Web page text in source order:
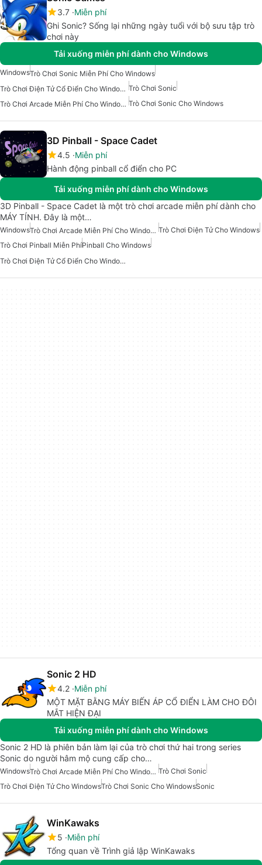
3.7 Miễn phí
Ghi Sonic? Sống lại những ngày tuổi với bộ sưu tập trò
chơi này
Tải xuống miễn phí dành cho Windows
WindowsTrò Chơi Sonic Miễn Phí Cho Windows
Trò Chơi Điện Tử Cổ Điển Cho Windows Trò Chơi Sonic
Trò Chơi Arcade Miễn Phí Cho Windows Trò Chơi Sonic Cho Windows
3D Pinball - Space Cadet
4.5 Miễn phí
Hành động pinball cổ điển cho PC
Tải xuống miễn phí dành cho Windows
3D Pinball - Space Cadet là một trò chơi arcade miễn phí dành cho
MÁY TÍNH. Đây là một…
Windows Trò Chơi Arcade Miễn Phí Cho Windows Trò Chơi Điện Tử Cho Windows
Trò Chơi Pinball Miễn PhíPinball Cho Windows
Trò Chơi Điện Tử Cổ Điển Cho Windows
Sonic 2 HD
4.2 Miễn phí
MỘT MẶT BẰNG MÁY BIẾN ÁP CỔ ĐIỂN LÀM CHO ĐÔI
MẮT HIỆN ĐẠI
Tải xuống miễn phí dành cho Windows
Sonic 2 HD là phiên bản làm lại của trò chơi thứ hai trong series
Sonic do người hâm mộ cung cấp cho…
Windows Trò Chơi Arcade Miễn Phí Cho Windows Trò Chơi Sonic
Trò Chơi Điện Tử Cho WindowsTrò Chơi Sonic Cho WindowsSonic
WinKawaks
5 Miễn phí
Tổng quan về Trình giả lập WinKawaks